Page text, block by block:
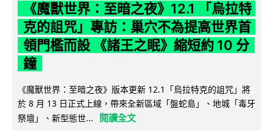
《魔獸世界：至暗之夜》12.1 「烏拉特
克的詛咒」專訪：巢穴不為提高世界首
領門檻而設 《諸王之眠》縮短約 10 分
鐘
《魔獸世界：至暗之夜》版本更新 12.1「烏拉特克的詛咒」將
於 8 月 13 日正式上線，帶來全新區域「盤蛇島」、地城「毒牙
祭壇」、新型態世...
閱讀全文